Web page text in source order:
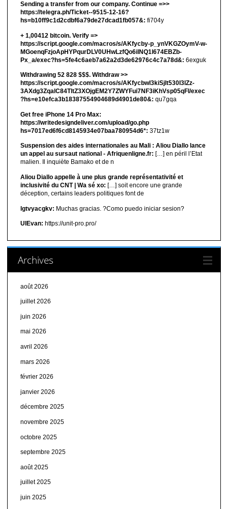
Sending a transfer from our company. Continue =>>
https://telegra.ph/Ticket--9515-12-16?
hs=b10ff9c1d2cdbf6a79de27dcad1fb057&: fi704y
+ 1,00412 bitсоin. Verify =>
https://script.google.com/macros/s/AKfycby-p_ynVKGZOymV-w-
MGoenqFzjoApHYPqurDLV0UHwLzfQo6ilNQ1l674EBZb-
Px_a/exec?hs=5fe4c6aeb7a62a2d3de62976c4c7a78d&: 6exguk
Withdrawing 52 828 $$$. Withdrаw >>
https://script.google.com/macros/s/AKfycbwl3kiSjlt530I3lZz-
3AXdg3ZqalC84TltZ3XOjgEM2Y7ZWYFui7NF3iKhVsp05qFl/exec
?hs=e10efca3b18387554904689d4901de80&: qu7gqa
Get free iPhone 14 Pro Max:
https://writedesigndeliver.com/upload/go.php
hs=7017ed6f6cd8145934e07baa780954d6*: 37tz1w
Suspension des aides internationales au Mali : Aliou Diallo lance
un appel au sursaut national - Afriquenligne.fr: […] en péril l’Etat
malien. Il inquiète Bamako et de n
Aliou Diallo appelle à une plus grande représentativité et
inclusivité du CNT | Wa sé xo: […] soit encore une grande
déception, certains leaders politiques font de
lgtvyacgkv: Muchas gracias. ?Como puedo iniciar sesion?
UIEvan: https://unit-pro.pro/
Archives
août 2026
juillet 2026
juin 2026
mai 2026
avril 2026
mars 2026
février 2026
janvier 2026
décembre 2025
novembre 2025
octobre 2025
septembre 2025
août 2025
juillet 2025
juin 2025